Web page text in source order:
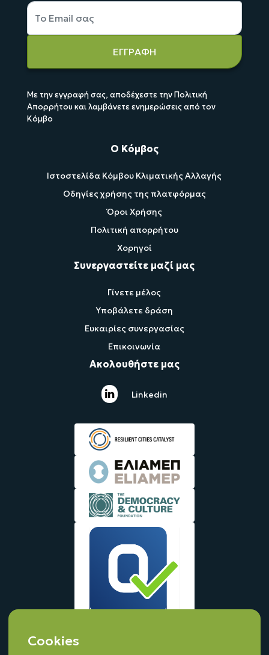
ΕΓΓΡΑΦΗ
Με την εγγραφή σας, αποδέχεστε την Πολιτική
Απορρήτου και λαμβάνετε ενημερώσεις από τον
Κόμβο
Ο Κόμβος
Ιστοστελίδα Κόμβου Κλιματικής Αλλαγής
Οδηγίες χρήσης της πλατφόρμας
Όροι Χρήσης
Πολιτική απορρήτου
Χορηγοί
Συνεργαστείτε μαζί μας
Γίνετε μέλος
Υποβάλετε δράση
Ευκαιρίες συνεργασίας
Επικοινωνία
Ακολουθήστε μας
Linkedin
Cookies